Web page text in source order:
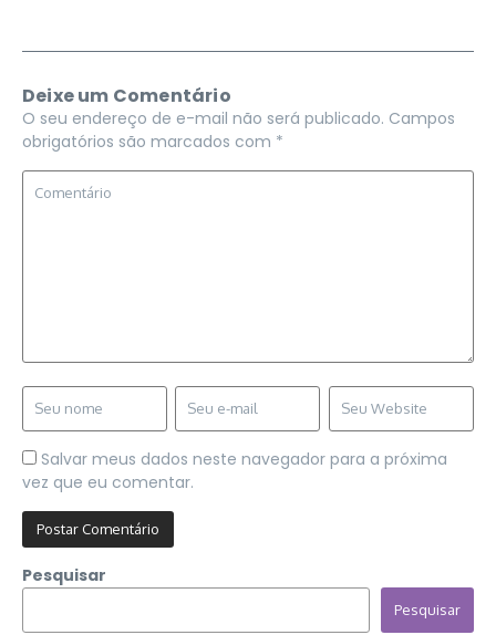
Deixe um Comentário
O seu endereço de e-mail não será publicado. Campos
obrigatórios são marcados com *
Salvar meus dados neste navegador para a próxima
vez que eu comentar.
Pesquisar
Pesquisar